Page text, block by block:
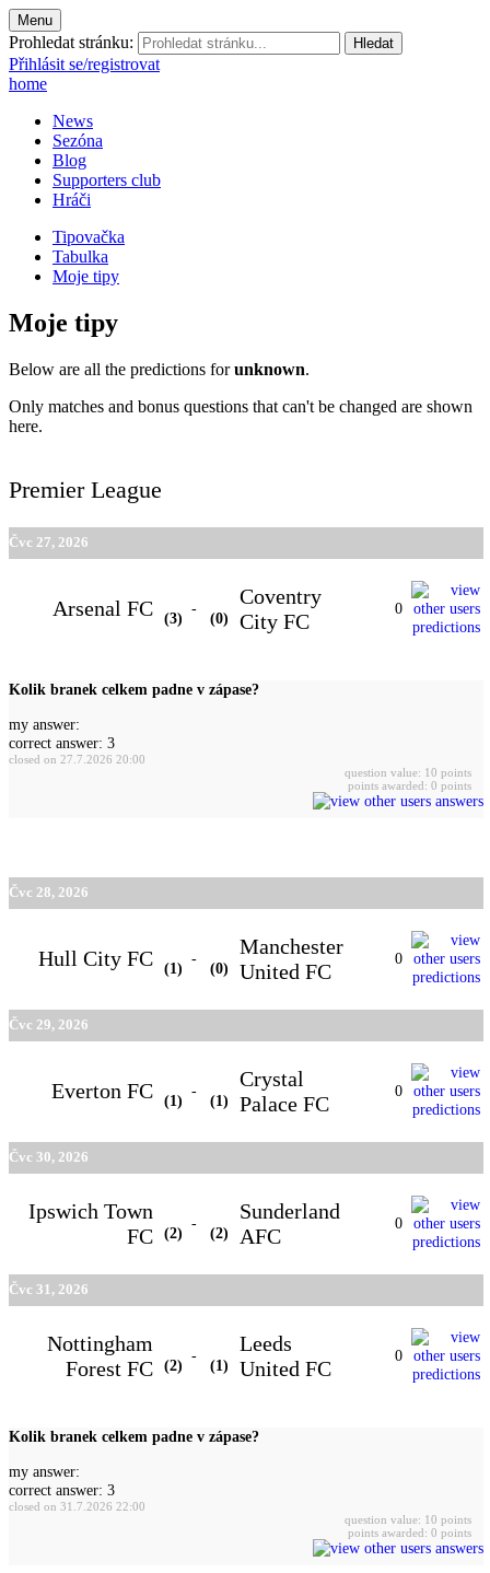
Menu
Prohledat stránku:
Přihlásit se/registrovat
home
News
Sezóna
Blog
Supporters club
Hráči
Tipovačka
Tabulka
Moje tipy
Moje tipy
Below are all the predictions forunknown.
Only matches and bonus questions that can't be changed are shown
here.
Premier League
Čvc 27, 2026
Arsenal FC (3)
-
(0)
Coventry
City FC
0
Kolik branek celkem padne v zápase?
my answer:
correct answer: 3
closed on 27.7.2026 20:00
question value: 10 points
points awarded: 0 points
Čvc 28, 2026
Hull City FC (1)
-
(0)
Manchester
United FC
0
Čvc 29, 2026
Everton FC (1)
-
(1)
Crystal
Palace FC
0
Čvc 30, 2026
Ipswich Town
FC
(2)
-
(2)
Sunderland
AFC
0
Čvc 31, 2026
Nottingham
Forest FC
(2)
-
(1)
Leeds
United FC
0
Kolik branek celkem padne v zápase?
my answer:
correct answer: 3
closed on 31.7.2026 22:00
question value: 10 points
points awarded: 0 points